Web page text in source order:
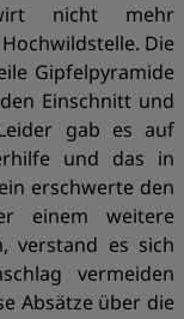
nicht mehr
Die
Gipfelpyramide
Einschnitt und
gab es auf
und das in
erschwerte den
einem weitere
verstand es sich
vermeiden
Absätze über die